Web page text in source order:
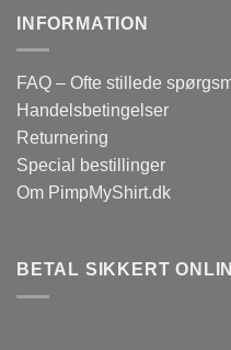
INFORMATION
FAQ – Ofte stillede
Handelsbetingelser
Returnering
Special bestillinger
Om PimpMyShirt.dk
BETAL SIKKERT